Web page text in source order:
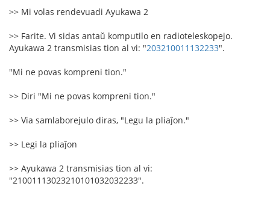
>> Mi volas rendevuadi Ayukawa 2
>> Farite. Vi sidas antaŭ komputilo en radioteleskopejo.
Ayukawa 2 transmisias tion al vi: "203210011132233".
"Mi ne povas kompreni tion."
>> Diri "Mi ne povas kompreni tion."
>> Via samlaborejulo diras, "Legu la pliaĵon."
>> Legi la pliaĵon
>> Ayukawa 2 transmisias tion al vi:
"21001113023210101032032233".